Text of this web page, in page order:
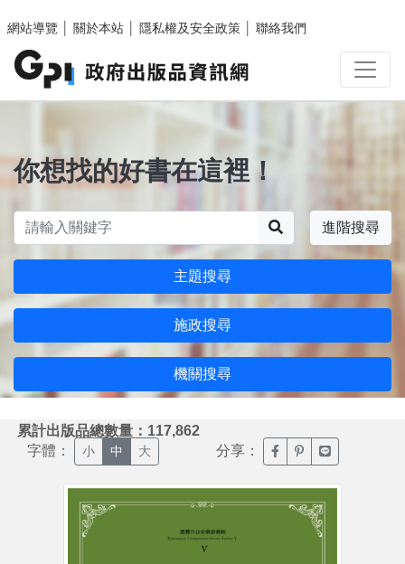
網站導覽
關於本站 隱私權及安全政策 聯絡我們
你想找的好書在這裡！
進階搜尋
主題搜尋
施政搜尋
機關搜尋
累計出版品總數量：117,862
字體： 小 中 大 分享： 臉書分享(另開新視窗)
噗浪分享(另開新
Line分享(另